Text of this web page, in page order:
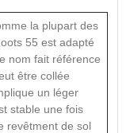
la plupart des
55 est adapté
nom fait référence
être collée
un léger
stable une fois
revêtment de sol